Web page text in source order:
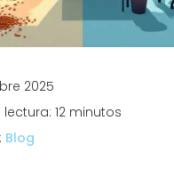
2025
12 minutos
Blog